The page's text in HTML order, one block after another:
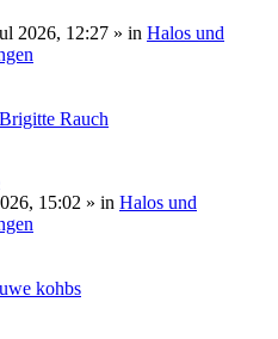
2026, 12:27 » in Halos und
Brigitte Rauch
15:02 » in Halos und
uwe kohbs